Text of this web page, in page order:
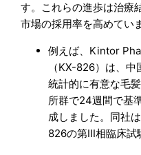
す。これらの進歩は治療
市場の採用率を高めてい
例えば、Kintor
（KX-826）は、
統計的に有意な毛
所群で24週間で基
成しました。同社
826の第III相臨床試